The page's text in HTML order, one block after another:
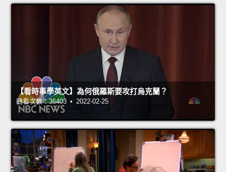
【看時事學英文】為何俄羅斯要攻打烏克蘭？
觀看次數：36403 • 2022-02-25